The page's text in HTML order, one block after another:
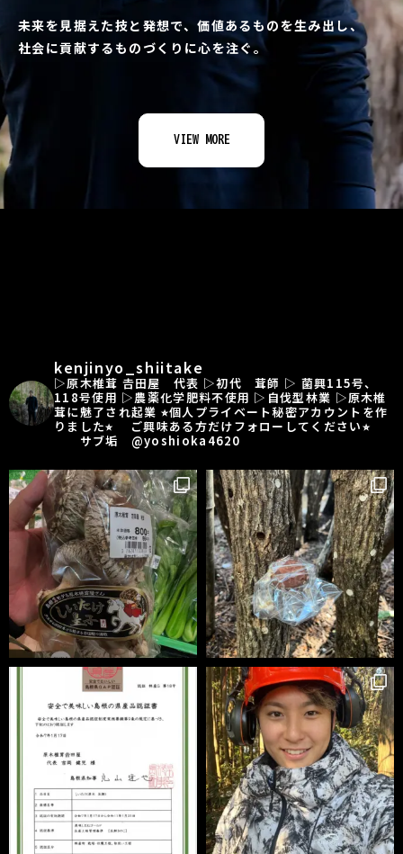
未来を見据えた技と発想で、価値あるものを生み出し、
社会に貢献するものづくりに心を注ぐ。
VIEW MORE
kenjinyo_shiitake
▷原木椎茸 𠮷田屋 代表 ▷初代 茸師 ▷ 菌興115号、
118号使用 ▷農薬化学肥料不使用 ▷自伐型林業 ▷原木椎
茸に魅了され起業 ⭐︎個人プライベート秘密アカウントを作
りました⭐︎ ご興味ある方だけフォローしてください⭐︎
サブ垢 @yoshioka4620